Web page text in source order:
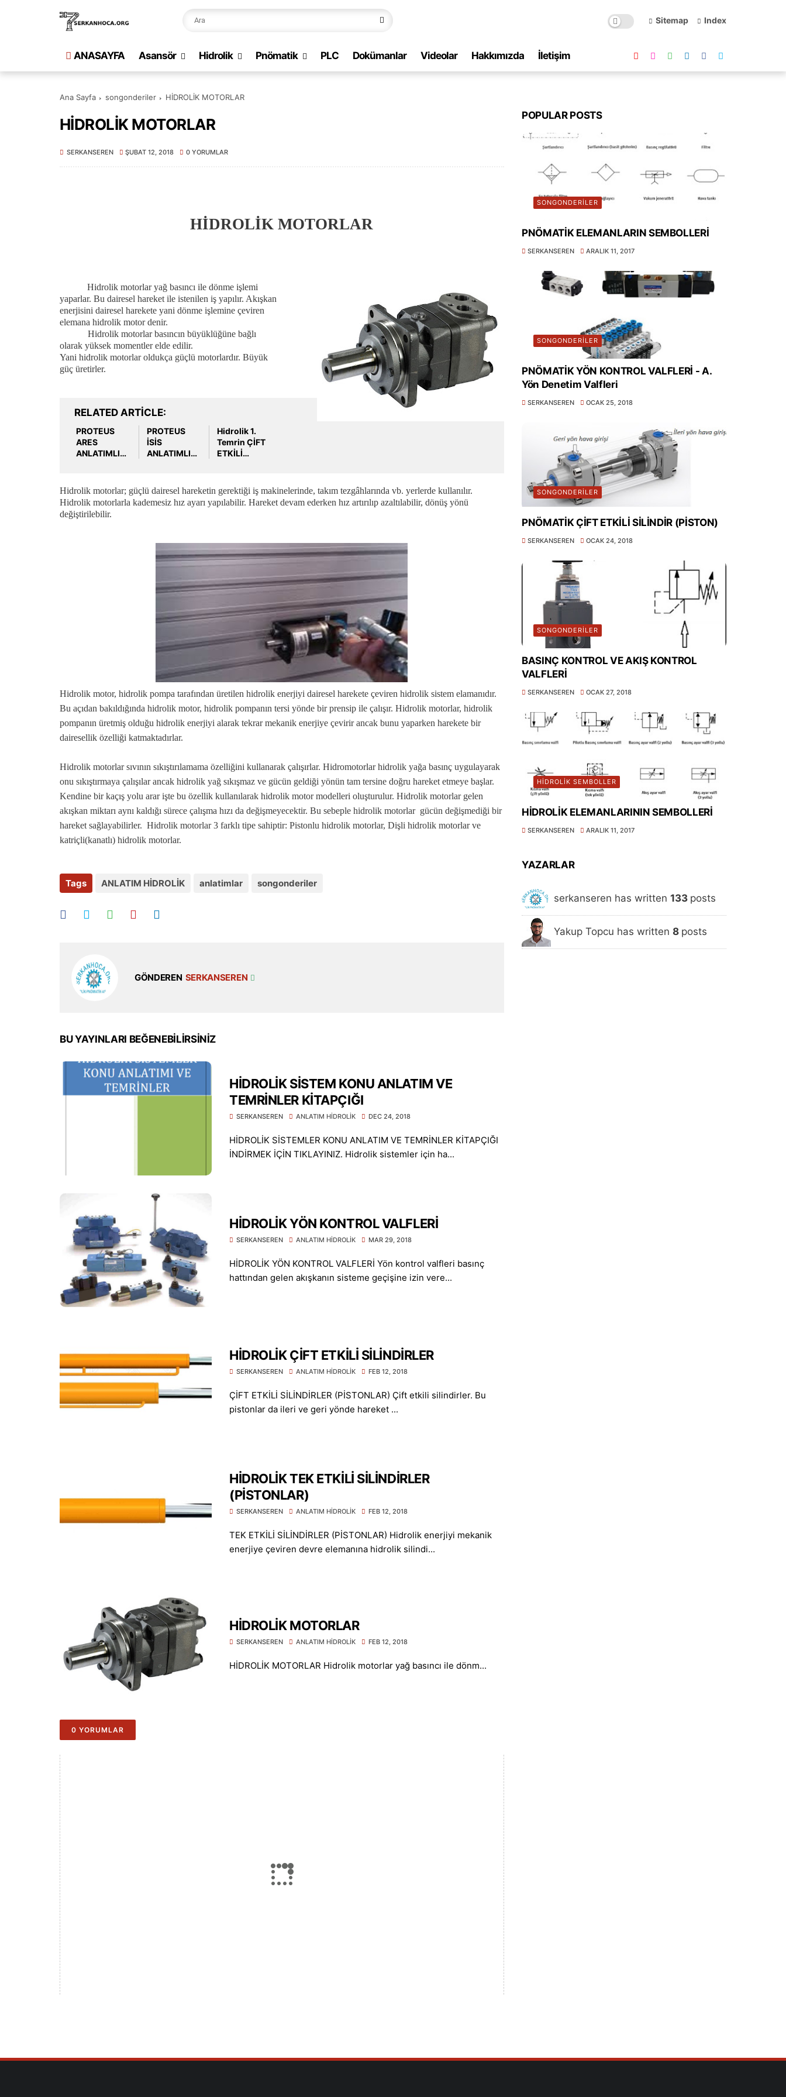
Sitemap Index
ANASAYFA Asansör Hidrolik Pnömatik PLC Dokümanlar Videolar Hakkımızda İletişim
Ana Sayfa songonderiler HİDROLİK MOTORLAR
HİDROLİK MOTORLAR
SERKANSEREN ŞUBAT 12, 2018 0 YORUMLAR
HİDROLİK MOTORLAR
Hidrolik motorlar yağ basıncı ile dönme işlemi
yaparlar. Bu dairesel hareket ile istenilen iş yapılır. Akışkan
enerjisini dairesel harekete yani dönme işlemine çeviren
elemana hidrolik motor denir.
Hidrolik motorlar basıncın büyüklüğüne bağlı
olarak yüksek momentler elde edilir.
Yani hidrolik motorlar oldukça güçlü motorlardır. Büyük
güç üretirler.
RELATED ARTICLE
PROTEUS
ARES
ANLATIMLI
PROTEUS
İSİS
ANLATIMLI
Hidrolik 1.
Temrin ÇİFT
ETKİLİ
KUMANDA
İLE İLERİ-
GERİ
Hidrolik motorlar; güçlü dairesel hareketin gerektiği iş makinelerinde, takım tezgâhlarında vb. yerlerde kullanılır.
Hidrolik motorlarla kademesiz hız ayarı yapılabilir. Hareket devam ederken hız artırılıp azaltılabilir, dönüş yönü
değiştirilebilir.
Hidrolik motor, hidrolik pompa tarafından üretilen hidrolik enerjiyi dairesel harekete çeviren hidrolik sistem elamanıdır.
Bu açıdan bakıldığında hidrolik motor, hidrolik pompanın tersi yönde bir prensip ile çalışır. Hidrolik motorlar, hidrolik
pompanın üretmiş olduğu hidrolik enerjiyi alarak tekrar mekanik enerjiye çevirir ancak bunu yaparken harekete bir
dairesellik özelliği katmaktadırlar.
Hidrolik motorlar sıvının sıkıştırılamama özelliğini kullanarak çalışırlar. Hidromotorlar hidrolik yağa basınç uygulayarak
onu sıkıştırmaya çalışılar ancak hidrolik yağ sıkışmaz ve gücün geldiği yönün tam tersine doğru hareket etmeye başlar.
Kendine bir kaçış yolu arar işte bu özellik kullanılarak hidrolik motor modelleri oluşturulur. Hidrolik motorlar gelen
akışkan miktarı aynı kaldığı sürece çalışma hızı da değişmeyecektir. Bu sebeple hidrolik motorlar gücün değişmediği bir
hareket sağlayabilirler. Hidrolik motorlar 3 farklı tipe sahiptir: Pistonlu hidrolik motorlar, Dişli hidrolik motorlar ve
katriçli(kanatlı) hidrolik motorlar.
Tags ANLATIM HİDROLİK anlatimlar songonderiler
GÖNDEREN SERKANSEREN
BU YAYINLARI BEĞENEBILIRSINIZ
HİDROLİK SİSTEM KONU ANLATIM VE
TEMRİNLER KİTAPÇIĞI
SERKANSEREN ANLATIM HİDROLİK DEC 24, 2018
HİDROLİK SİSTEMLER KONU ANLATIM VE TEMRİNLER KİTAPÇIĞI
İNDİRMEK İÇİN TIKLAYINIZ. Hidrolik sistemler için ha...
HİDROLİK YÖN KONTROL VALFLERİ
SERKANSEREN ANLATIM HİDROLİK MAR 29, 2018
HİDROLİK YÖN KONTROL VALFLERİ Yön kontrol valfleri basınç
hattından gelen akışkanın sisteme geçişine izin vere...
HİDROLİK ÇİFT ETKİLİ SİLİNDİRLER
SERKANSEREN ANLATIM HİDROLİK FEB 12, 2018
ÇİFT ETKİLİ SİLİNDİRLER (PİSTONLAR) Çift etkili silindirler. Bu
pistonlar da ileri ve geri yönde hareket ...
HİDROLİK TEK ETKİLİ SİLİNDİRLER
(PİSTONLAR)
SERKANSEREN ANLATIM HİDROLİK FEB 12, 2018
TEK ETKİLİ SİLİNDİRLER (PİSTONLAR) Hidrolik enerjiyi mekanik
enerjiye çeviren devre elemanına hidrolik silindi...
HİDROLİK MOTORLAR
SERKANSEREN ANLATIM HİDROLİK FEB 12, 2018
HİDROLİK MOTORLAR Hidrolik motorlar yağ basıncı ile dönm...
0 YORUMLAR
POPULAR POSTS
SONGONDERILER
PNÖMATİK ELEMANLARIN SEMBOLLERİ
SERKANSEREN ARALIK 11, 2017
SONGONDERILER
PNÖMATİK YÖN KONTROL VALFLERİ - A.
Yön Denetim Valfleri
SERKANSEREN OCAK 25, 2018
SONGONDERILER
PNÖMATİK ÇİFT ETKİLİ SİLİNDİR (PİSTON)
SERKANSEREN OCAK 24, 2018
SONGONDERILER
BASINÇ KONTROL VE AKIŞ KONTROL
VALFLERİ
SERKANSEREN OCAK 27, 2018
HİDROLİK SEMBOLLER
HİDROLİK ELEMANLARININ SEMBOLLERİ
SERKANSEREN ARALIK 11, 2017
YAZARLAR
serkanseren has written 133 posts
Yakup Topcu has written 8 posts